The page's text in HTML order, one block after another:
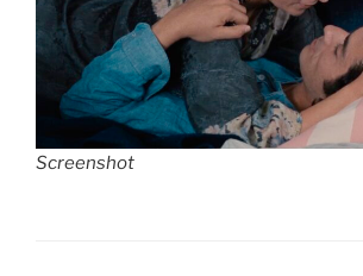
Screenshot